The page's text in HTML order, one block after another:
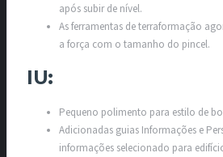
após subir de nível.
As ferramentas de terraformação
a força com o tamanho do pincel.
IU:​
Pequeno polimento para estilo de
Adicionadas guias Informações e
informações selecionado para